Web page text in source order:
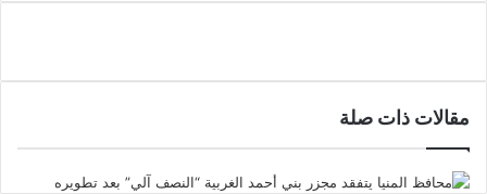
مقالات ذات صلة